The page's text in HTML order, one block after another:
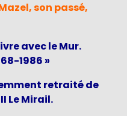
son passé,
avec le Mur.
1986 »
retraité de
Le Mirail.